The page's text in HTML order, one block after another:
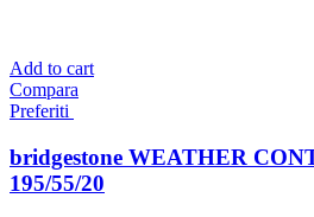
Add to cart
Compara
Preferiti
bridgestone WEATHER
195/55/20